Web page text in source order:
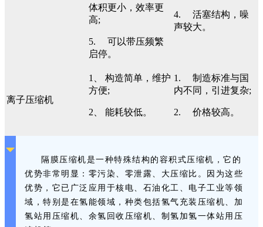
体积更小，效率更
高;
5. 可以带压频繁
启停。
4. 活塞结构，噪
声较大。
离子压缩机
1、 构造简单，维护
方便;
2、 能耗较低。
1. 制造标准与国
内不同，引进复杂;
2. 价格较高。
隔膜压缩机是一种特殊结构的容积式压缩机，它的
优势非常明显：零污染、零泄露、大压缩比。因为这些
优势，它已广泛应用于核电、石油化工、电子工业等领
域，特别是在氢能领域，种类包括氢气充装压缩机、加
氢站用压缩机、余氢回收压缩机、制氢加氢一体站用压